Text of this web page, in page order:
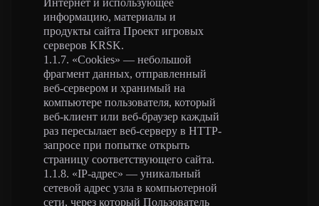
Интернет и использующее
информацию, материалы и
продукты сайта Проект игровых
серверов KRSK.
1.1.7. «Cookies» — небольшой
фрагмент данных, отправленный
веб-сервером и хранимый на
компьютере пользователя, который
веб-клиент или веб-браузер каждый
раз пересылает веб-серверу в HTTP-
запросе при попытке открыть
страницу соответствующего сайта.
1.1.8. «IP-адрес» — уникальный
сетевой адрес узла в компьютерной
сети, через который Пользователь